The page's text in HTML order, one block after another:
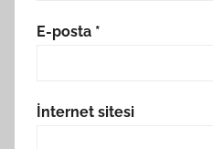
E-posta *
İnternet sitesi